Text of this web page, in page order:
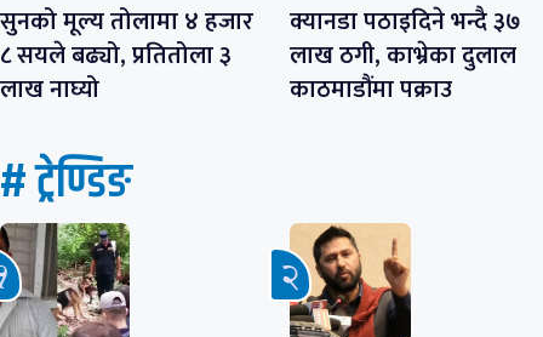
सुनको मूल्य तोलामा ४ हजार
८ सयले बढ्यो, प्रतितोला ३
लाख नाघ्यो
क्यानडा पठाइदिने भन्दै ३७
लाख ठगी, काभ्रेका दुलाल
काठमाडौंमा पक्राउ
# ट्रेण्डिङ